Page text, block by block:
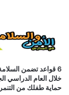
6 قواعد تضمن
خلال العام الدراسي
حماية طفلك من التنمر